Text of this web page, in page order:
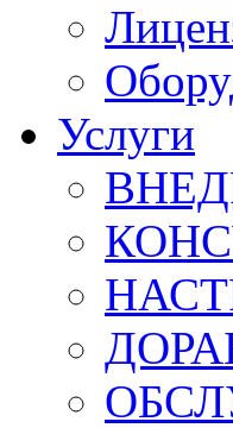
Услуги